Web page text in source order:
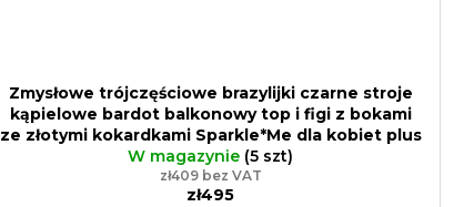
Zmysłowe trójczęściowe brazylijki czarne stroje
kąpielowe bardot balkonowy top i figi z bokami
ze złotymi kokardkami Sparkle*Me dla kobiet plus
sizeEU 40, 42, 44
W magazynie (5 szt)
zł409 bez VAT
zł495